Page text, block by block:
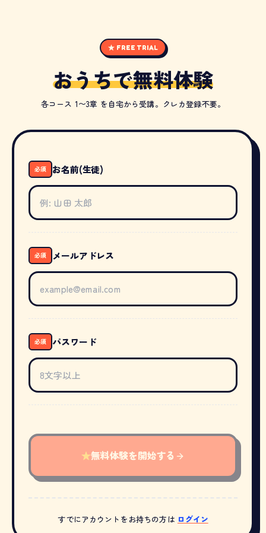
★ FREE TRIAL
おうちで無料体験
各コース 1〜3章 を自宅から受講。クレカ登録不要。
必須 お名前(生徒)
必須 メールアドレス
必須 パスワード
★無料体験を開始する
すでにアカウントをお持ちの方は ログイン